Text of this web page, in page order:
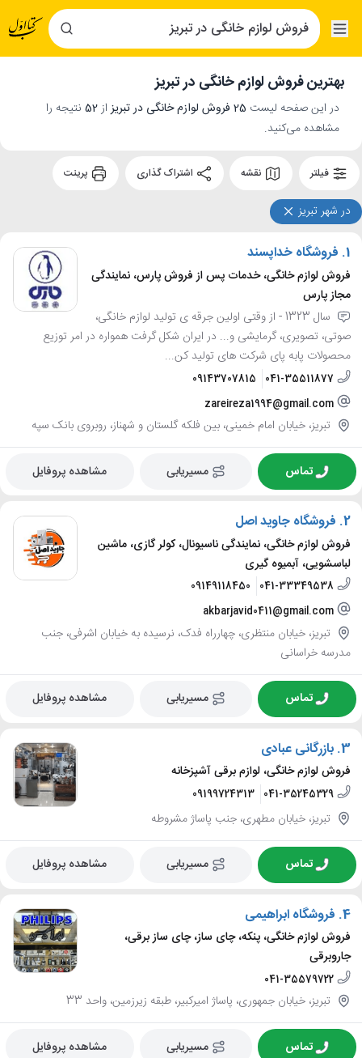
بهترین فروش لوازم خانگی در تبریز
در این صفحه لیست 25 فروش لوازم خانگی در تبریز از52 نتیجه را
مشاهده می‌کنید.
فیلتر نقشه
در شهر تبریز
1. فروشگاه خداپسند
فروش لوازم خانگی، خدمات پس از فروش پارس، نمایندگی
مجاز پارس
سال 1323 - از وقتی اولین جرقه ی تولید لوازم خانگی،
صوتی، تصویری، گرمایشی و... در ایران شکل گرفت همواره در امر توزیع
محصولات پابه پای شرکت های تولید کن...
041-35511877
09143707815
zareireza1994@gmail.com
تبریز، خیابان امام خمینی، بین فلکه گلستان و شهناز، روبروی بانک سپه
تماس مسیریابی مشاهده پروفایل
2. فروشگاه جاوید اصل
فروش لوازم خانگی، نمایندگی ناسیونال، کولر گازی، ماشین
لباسشویی، آبمیوه گیری
041-33349538
09149118450
akbarjavid0411@gmail.com
تبریز، خیابان منتظری، چهارراه فدک، نرسیده به خیابان اشرفی، جنب
مدرسه خراسانی
تماس مسیریابی مشاهده پروفایل
3. بازرگانی عبادی
فروش لوازم خانگی، لوازم برقی آشپزخانه
041-35245329
09199724313
تبریز، خیابان مطهری، جنب پاساژ مشروطه
تماس مسیریابی مشاهده پروفایل
4. فروشگاه ابراهیمی
فروش لوازم خانگی، پنکه، چای ساز، چای ساز برقی،
جاروبرقی
041-35579722
تبریز، خیابان جمهوری، پاساژ امیرکبیر، طبقه زیرزمین، واحد 33
تماس مسیریابی مشاهده پروفایل